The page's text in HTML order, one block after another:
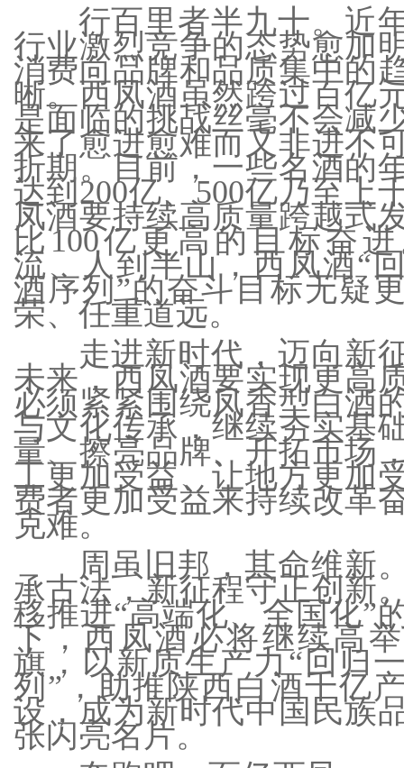
行百里者半九十。近
行业激烈竞争的态势愈加
消费向品牌和品质集中的
晰。西凤酒虽然跨过百亿
是面临的挑战丝毫不会减
来了愈进愈难而又非进不
折期。目前，一些名酒的
达到200亿、500亿乃至上
凤酒要持续高质量跨越式
比100亿更高的目标奋
流、人到半山，西凤酒“
酒序列”的奋斗目标无疑
荣、任重道远。
走进新时代，迈向新
未来，西凤酒要实现更高
必须紧紧围绕凤香型白酒
与文化传承，继续夯实基
量、擦亮品牌、开拓市场
工更加受益、让地方更加
费者更加受益来持续改革
克难。
周虽旧邦，其命维新
承古法，新征程守正创新
移推进“高端化、全国化”
下，西凤酒必将继续高
旗，以新质生产力“回归
列”，助推陕西白酒千亿
设，成为新时代中国民族
张闪亮名片。